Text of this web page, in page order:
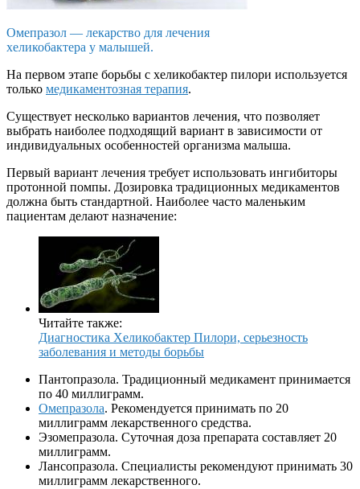
Омепразол — лекарство для лечения
хеликобактера у малышей.
На первом этапе борьбы с хеликобактер пилори используется
только медикаментозная терапия.
Существует несколько вариантов лечения, что позволяет
выбрать наиболее подходящий вариант в зависимости от
индивидуальных особенностей организма малыша.
Первый вариант лечения требует использовать ингибиторы
протонной помпы. Дозировка традиционных медикаментов
должна быть стандартной. Наиболее часто маленьким
пациентам делают назначение:
Читайте также:
Диагностика Хеликобактер Пилори, серьезность
заболевания и методы борьбы
Пантопразола. Традиционный медикамент принимается
по 40 миллиграмм.
Омепразола. Рекомендуется принимать по 20
миллиграмм лекарственного средства.
Эзомепразола. Суточная доза препарата составляет 20
миллиграмм.
Лансопразола. Специалисты рекомендуют принимать 30
миллиграмм лекарственного.